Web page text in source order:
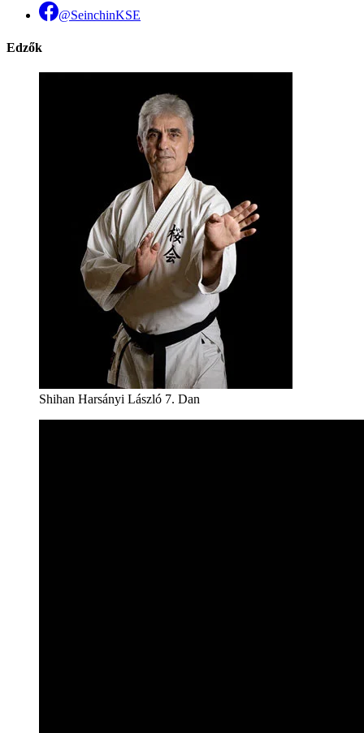
@SeinchinKSE
Edzők
Shihan Harsányi László 7. Dan